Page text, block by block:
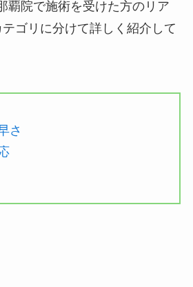
覇院で施術を受けた方のリア
ゴリに分けて詳しく紹介して
さ